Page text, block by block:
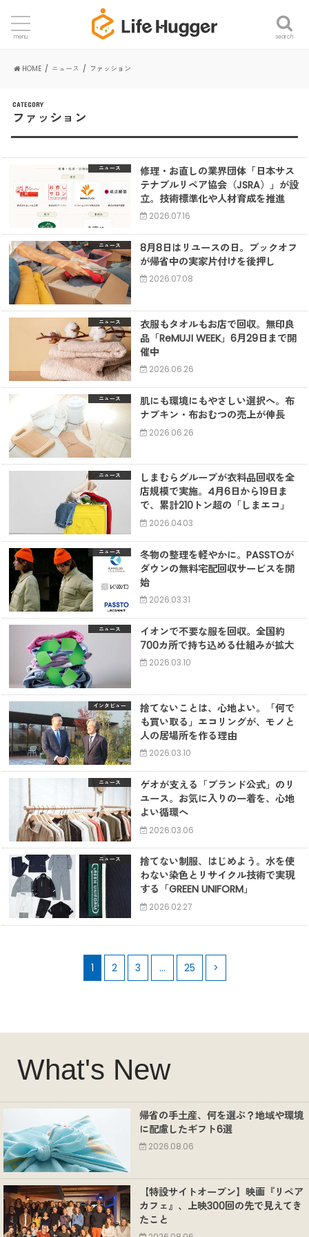
search
menu
HOME ニュース ファッション
CATEGORY
ファッション
ニュース
修理・お直しの業界団体「日本サス
テナブルリペア協会（JSRA）」が設
立。技術標準化や人材育成を推進
2026.07.16
ニュース
8月8日はリユースの日。ブックオフ
が帰省中の実家片付けを後押し
2026.07.08
ニュース
衣服もタオルもお店で回収。無印良
品「ReMUJI WEEK」6月29日まで開
催中
2026.06.26
ニュース
肌にも環境にもやさしい選択へ。布
ナプキン・布おむつの売上が伸長
2026.06.26
ニュース
しまむらグループが衣料品回収を全
店規模で実施。4月6日から19日ま
で、累計210トン超の「しまエコ」
2026.04.03
ニュース
冬物の整理を軽やかに。PASSTOが
ダウンの無料宅配回収サービスを開
始
2026.03.31
ニュース
イオンで不要な服を回収。全国約
700カ所で持ち込める仕組みが拡大
2026.03.10
インタビュー
捨てないことは、心地よい。「何で
も買い取る」エコリングが、モノと
人の居場所を作る理由
2026.03.10
ニュース
ゲオが支える「ブランド公式」のリ
ユース。お気に入りの一着を、心地
よい循環へ
2026.03.06
ニュース
捨てない制服、はじめよう。水を使
わない染色とリサイクル技術で実現
する「GREEN UNIFORM」
2026.02.27
1 2 3 … 25 >
What's New
帰省の手土産、何を選ぶ？地域や環境
に配慮したギフト6選
2026.08.06
【特設サイトオープン】映画『リペア
カフェ』、上映300回の先で見えてき
たこと